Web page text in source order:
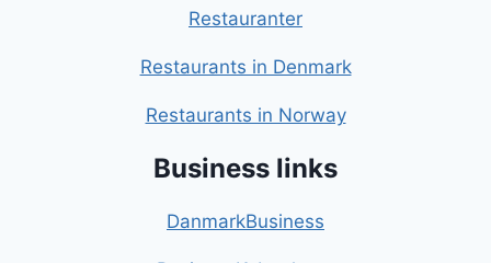
Restauranter
Restaurants in Denmark
Restaurants in Norway
Business links
DanmarkBusiness